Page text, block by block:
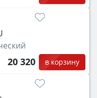
20 320 в корзину